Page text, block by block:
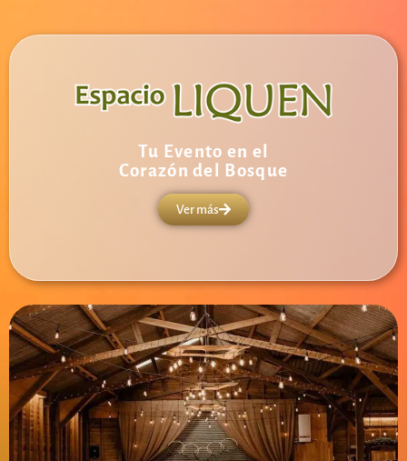
Tu Evento en el
Corazón del Bosque
Ver más